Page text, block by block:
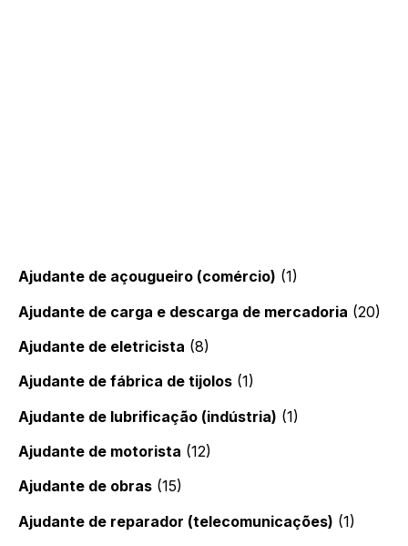
Ajudante de açougueiro (comércio) (1)
Ajudante de carga e descarga de mercadoria (20)
Ajudante de eletricista (8)
Ajudante de fábrica de tijolos (1)
Ajudante de lubrificação (indústria) (1)
Ajudante de motorista (12)
Ajudante de obras (15)
Ajudante de reparador (telecomunicações) (1)